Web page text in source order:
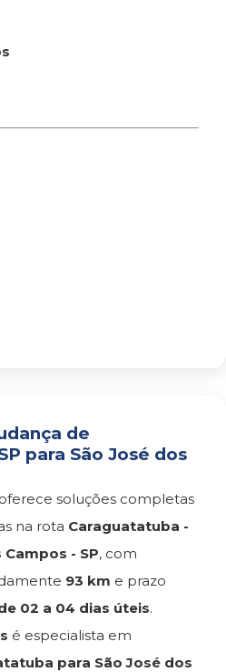
de
para São José dos
soluções completas
na rota Caraguatatuba -
- SP, com
93 km e prazo
02 a 04 dias úteis.
é especialista em
para São José dos